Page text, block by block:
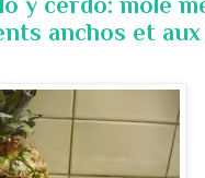
anchos et